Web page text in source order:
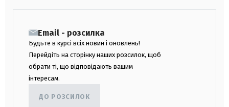
Email - розсилка
Будьте в курсі всіх новин і оновлень!
Перейдіть на сторінку наших розсилок, щоб
обрати ті, що відповідають вашим
інтересам.
ДО РОЗСИЛОК